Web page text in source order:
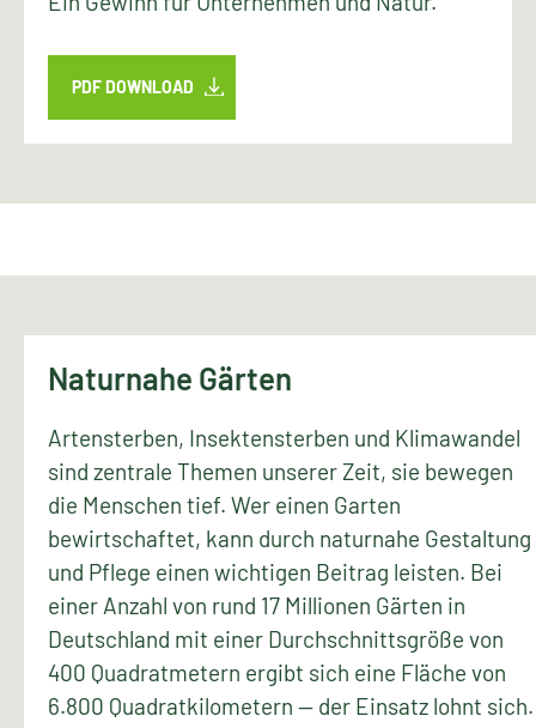
PDF DOWNLOAD
Naturnahe Gärten
Artensterben, Insektensterben und Klimawandel
sind zentrale Themen unserer Zeit, sie bewegen
die Menschen tief. Wer einen Garten
bewirtschaftet, kann durch naturnahe Gestaltung
und Pflege einen wichtigen Beitrag leisten. Bei
einer Anzahl von rund 17 Millionen Gärten in
Deutschland mit einer Durchschnittsgröße von
400 Quadratmetern ergibt sich eine Fläche von
6.800 Quadratkilometern — der Einsatz lohnt sich.